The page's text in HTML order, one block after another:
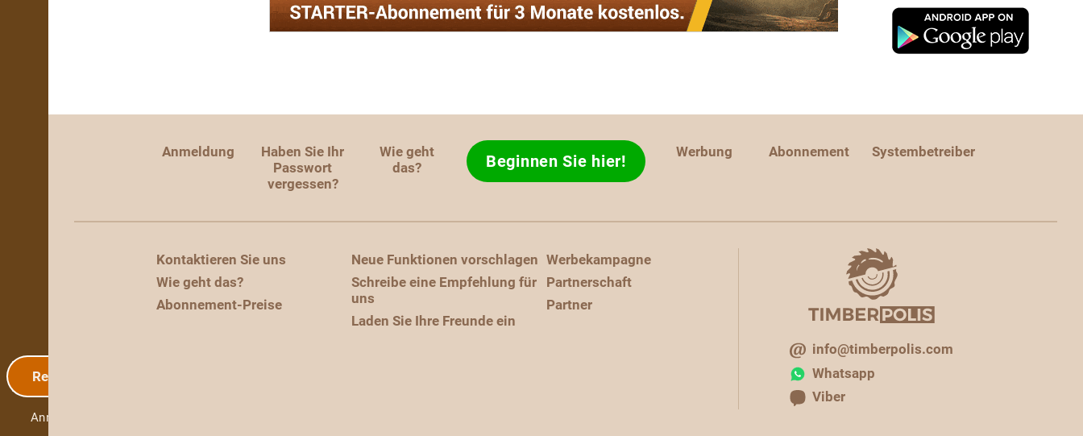
Registrierung
Anmeldung
Anmeldung
Haben Sie Ihr
Passwort
vergessen?
Wie geht
das?
Beginnen Sie hier! Werbung Abonnement Systembetreiber
Kontaktieren Sie uns
Wie geht das?
Abonnement-Preise
Neue Funktionen vorschlagen
Schreibe eine Empfehlung für
uns
Laden Sie Ihre Freunde ein
Werbekampagne
Partnerschaft
Partner
info@timberpolis.com
Whatsapp
Viber